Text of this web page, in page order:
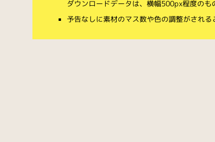
ダウンロードデータは、横幅500px程度の
予告なしに素材のマス数や色の調整がされる